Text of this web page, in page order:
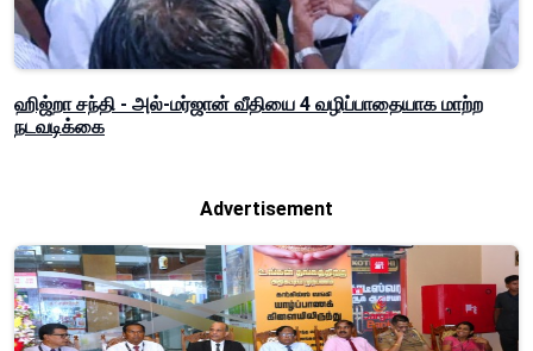
ஹிஜ்றா சந்தி - அல்-மர்ஜான் வீதியை 4 வழிப்பாதையாக மாற்ற
நடவடிக்கை
Advertisement